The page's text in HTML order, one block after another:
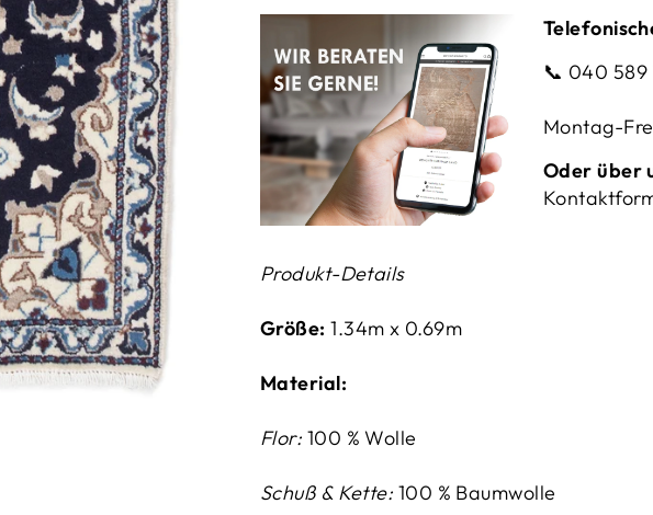
📞 040 589
Montag-
Oder über
Produkt-Details
Größe: 1.34m x 0.69m
Material:
Flor: 100 % Wolle
Schuß & Kette: 100 % Baumwolle